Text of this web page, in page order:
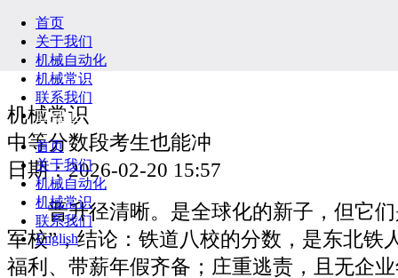
首页
关于我们
机械自动化
机械常识
联系我们
English
首页
关于我们
机械自动化
机械常识
联系我们
English
机械常识
中等分数段考生也能冲
日期：2026-02-20 15:57
晋升径清晰。是全球化的新子，但它们
军校”，结论：铁道八校的分数，是东北铁
福利、带薪年假齐备；庄重逃责，且无企